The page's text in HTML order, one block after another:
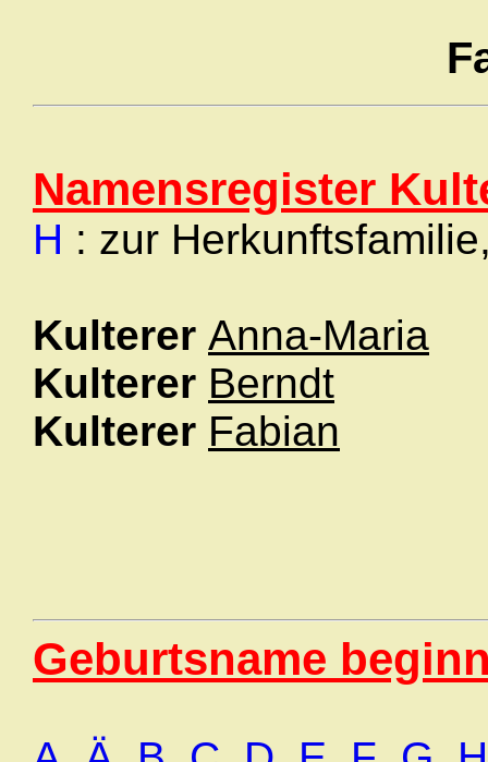
Namensregister
H : zur
Kulterer Anna-Maria
Kulterer Berndt
Kulterer Fabian
Geburtsname